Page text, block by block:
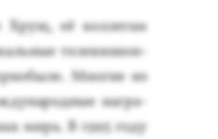
Хрущ, её кол­ле­гам
те­леви­зи­он­
Мно­гие из
наг­ра­
ми­ра. В 1995 го­ду